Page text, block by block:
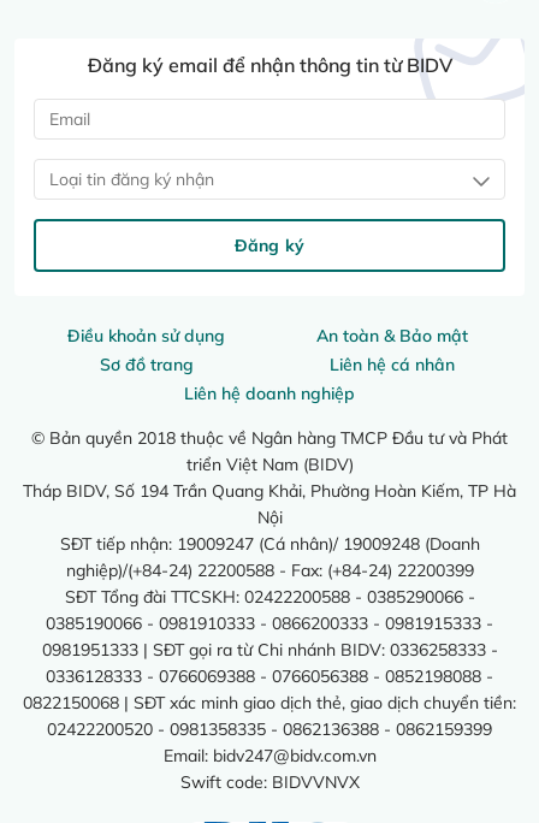
Điều khoản sử dụng
An toàn & Bảo mật
Sơ đồ trang
Liên hệ cá nhân
Liên hệ doanh nghiệp
© Bản quyền 2018 thuộc về Ngân hàng TMCP Đầu tư và Phát
triển Việt Nam (BIDV)
Tháp BIDV, Số 194 Trần Quang Khải, Phường Hoàn Kiếm, TP Hà
Nội
SĐT tiếp nhận: 19009247 (Cá nhân)/ 19009248 (Doanh
nghiệp)/(+84-24) 22200588 - Fax: (+84-24) 22200399
SĐT Tổng đài TTCSKH: 02422200588 - 0385290066 -
0385190066 - 0981910333 - 0866200333 - 0981915333 -
0981951333 | SĐT gọi ra từ Chi nhánh BIDV: 0336258333 -
0336128333 - 0766069388 - 0766056388 - 0852198088 -
0822150068 | SĐT xác minh giao dịch thẻ, giao dịch chuyển tiền:
02422200520 - 0981358335 - 0862136388 - 0862159399
Email: bidv247@bidv.com.vn
Swift code: BIDVVNVX
Đăng ký email để nhận thông tin từ BIDV
Loại tin đăng ký nhận
Đăng ký